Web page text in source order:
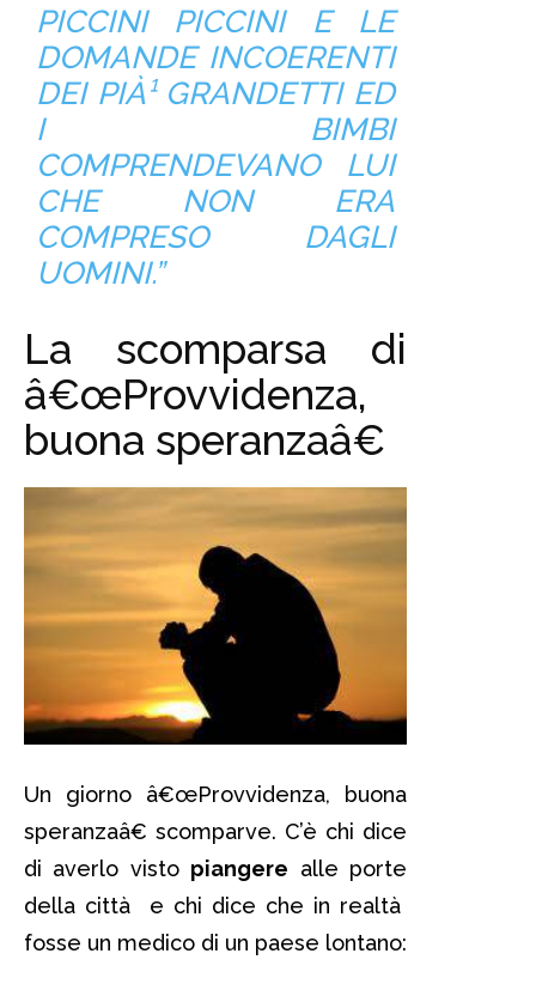
PICCINI PICCINI E LE
DOMANDE INCOERENTI
DEI PIÀ¹ GRANDETTI ED
I BIMBI
COMPRENDEVANO LUI
CHE NON ERA
COMPRESO DAGLI
UOMINI.”
La scomparsa di
â€œProvvidenza,
buona speranzaâ€
Un giorno â€œProvvidenza, buona
speranzaâ€ scomparve. C’è chi dice
di averlo visto piangere alle porte
della città e chi dice che in realtà
fosse un medico di un paese lontano: